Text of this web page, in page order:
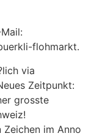
flohmarkt.
via
Zeitpunkt:
grosste
Zeichen im Anno